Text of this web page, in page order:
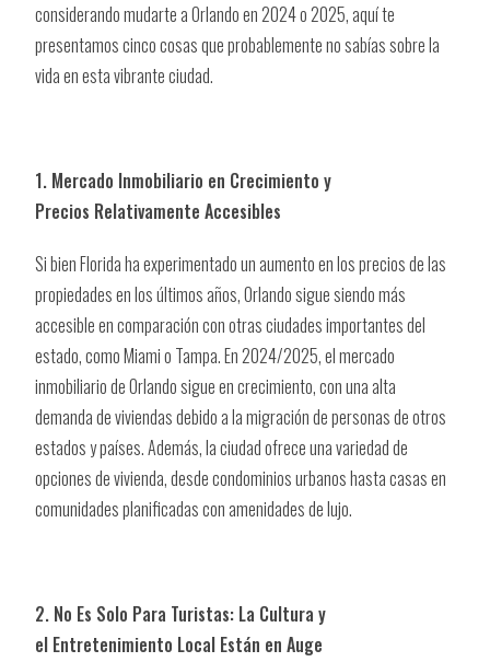
considerando mudarte a Orlando en 2024 o 2025, aquí te
presentamos cinco cosas que probablemente no sabías sobre la
vida en esta vibrante ciudad.
1. Mercado Inmobiliario en Crecimiento y
Precios Relativamente Accesibles
Si bien Florida ha experimentado un aumento en los precios de las
propiedades en los últimos años, Orlando sigue siendo más
accesible en comparación con otras ciudades importantes del
estado, como Miami o Tampa. En 2024/2025, el mercado
inmobiliario de Orlando sigue en crecimiento, con una alta
demanda de viviendas debido a la migración de personas de otros
estados y países. Además, la ciudad ofrece una variedad de
opciones de vivienda, desde condominios urbanos hasta casas en
comunidades planificadas con amenidades de lujo.
2. No Es Solo Para Turistas: La Cultura y
el Entretenimiento Local Están en Auge